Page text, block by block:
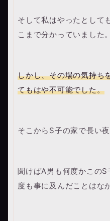
そして私はやったとして
こまで分かっていました。
しかし、その場の気持ち
てもはや不可能でした。
そこからS子の家で長い
聞けばA男も何度かこの
度も事に及んだことはな